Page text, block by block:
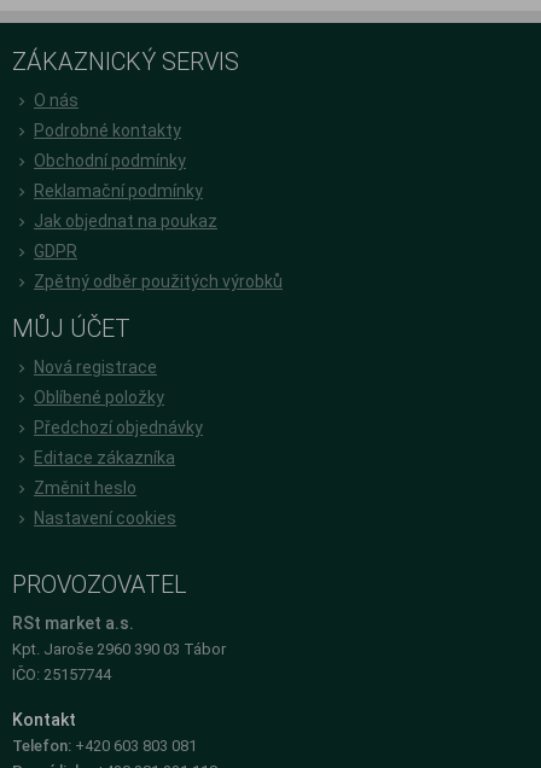
ZÁKAZNICKÝ SERVIS
O nás
Podrobné kontakty
Obchodní podmínky
Reklamační podmínky
Jak objednat na poukaz
GDPR
Zpětný odběr použitých výrobků
MŮJ ÚČET
Nová registrace
Oblíbené položky
Předchozí objednávky
Editace zákazníka
Změnit heslo
Nastavení cookies
PROVOZOVATEL
RSt market a.s.
Kpt. Jaroše 2960 390 03 Tábor
IČO: 25157744
Kontakt
Telefon: +420 603 803 081